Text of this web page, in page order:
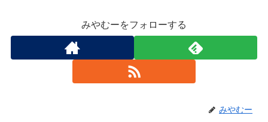
みやむーをフォローする
みやむー